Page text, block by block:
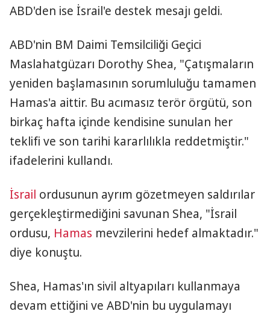
ABD'den ise İsrail'e destek mesajı geldi.
ABD'nin BM Daimi Temsilciliği Geçici
Maslahatgüzarı Dorothy Shea, "Çatışmaların
yeniden başlamasının sorumluluğu tamamen
Hamas'a aittir. Bu acımasız terör örgütü, son
birkaç hafta içinde kendisine sunulan her
teklifi ve son tarihi kararlılıkla reddetmiştir."
ifadelerini kullandı.
İsrail ordusunun ayrım gözetmeyen saldırılar
gerçekleştirmediğini savunan Shea, "İsrail
ordusu, Hamas mevzilerini hedef almaktadır."
diye konuştu.
Shea, Hamas'ın sivil altyapıları kullanmaya
devam ettiğini ve ABD'nin bu uygulamayı